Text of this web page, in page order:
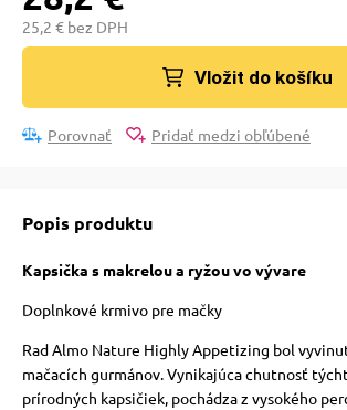
a ohlávky
so psom
25,2 € bez DPH
Vložit do košíku
Porovnať Pridať medzi obľúbené
Popis produktu
Kapsička s makrelou a ryžou vo vývare
Doplnkové krmivo pre mačky
Rad Almo Nature Highly Appetizing bol
mačacích gurmánov. Vynikajúca chutnosť
prírodných kapsičiek, pochádza z vysokého